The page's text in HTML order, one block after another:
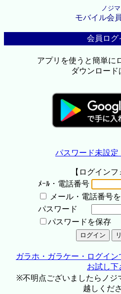
ノジマ
モバイル会
会員ログ
アプリを使うと簡単に
ダウンロード
パスワード未設定
【ログインフ
ﾒｰﾙ・電話番号
メール・電話番号
パスワード
パスワードを保存
ガラホ・ガラケー・ログイ
お試し下
※不明点ございましたらノジ
越しくだ